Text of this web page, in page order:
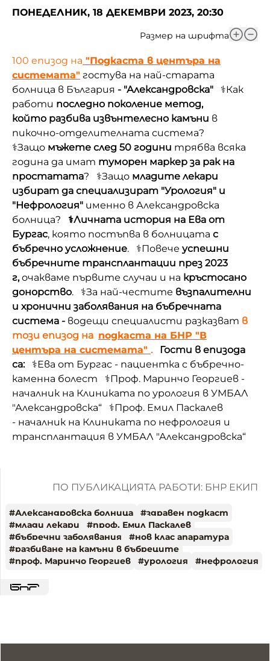
ПОНЕДЕЛНИК, 18 ДЕКЕМВРИ 2023, 20:30
Размер на шрифта
100 епизод на "Подкаста в центъра на
системата" гостува на най-старата
болница в България - "Александровска" ⚕️Как
работи последно поколение метод,
който разбива извънтелесно камъни в
пикочно-отделителната система?
⚕️Защо мъжете след 50 години трябва всяка
година да имат туморен маркер за рак на
простатата? ⚕️Защо младите лекари
избират да специализират "Урология" и
"Нефрология" именно в Александровска
болница? ⚕️Личната история на Ева от
Бургас, която постъпва в болницата с
бъбречно усложнение. ⚕️Повече успешни
бъбречните трансплантации през 2023
г,очакваме първите случаи и на кръстосано
донорство. ⚕️За най-честите възпалителни
и хронични заболявания на бъбречната
система - водещи специалисти разказват в
този епизод на подкаста на БНР "В
центъра на системата" .
Гости в епизода
са:
⚕️Ева от Бургас - пациентка с бъбречно-
каменна болест ⚕️Проф. Маринчо Георгиев -
началник на Клиниката по урология в УМБАЛ
"Александровска“ ⚕️Проф. Емил Паскалев
- началник на Клиниката по нефрология и
трансплантация в УМБАЛ "Александровска“
ПО ПУБЛИКАЦИЯТА РАБОТИ: БНР ЕКИП
#Александровска болница #здравен подкаст
#млади лекари #проф. Емил Паскалев
#бъбречни заболявания #нов клас апаратура
#разбиване на камъни в бъбреците
#проф. Маринчо Георгиев #урология #нефрология